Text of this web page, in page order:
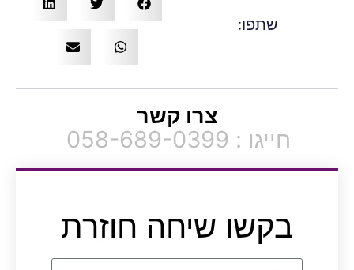
שתפו:
צרו קשר
חייגו : 058-689-0399
בקשו שיחה חוזרת